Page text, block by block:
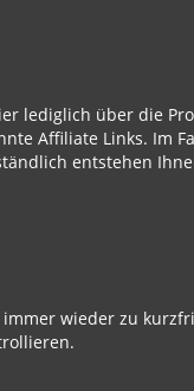
lediglich über die
Affiliate Links. Im
entstehen
wieder zu